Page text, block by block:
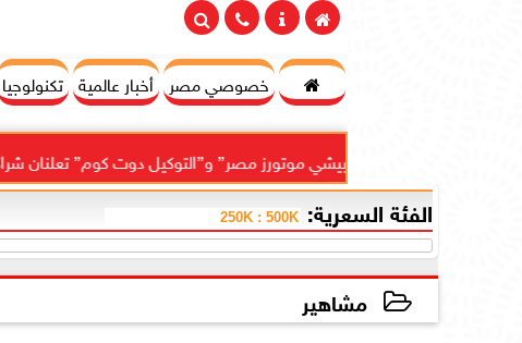
 خصوصي مصر أخبار عالمية تكنولوجيا
موتورز–ميتسوبيشي موتورز مصر” و”التوكيل دوت كوم” تعلنان شراكة لشراء...
الفئة السعرية:
مشاهير